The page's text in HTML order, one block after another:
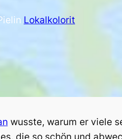
in Lokalkolorit
wusste, warum er viele